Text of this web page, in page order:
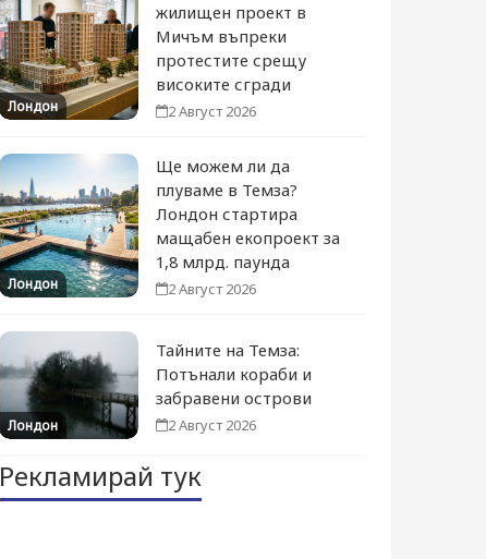
Лондон
жилищен проект в
Мичъм въпреки
протестите срещу
високите сгради
2 Август 2026
Лондон
Ще можем ли да
плуваме в Темза?
Лондон стартира
мащабен екопроект за
1,8 млрд. паунда
2 Август 2026
Лондон
Тайните на Темза:
Потънали кораби и
забравени острови
2 Август 2026
Рекламирай тук